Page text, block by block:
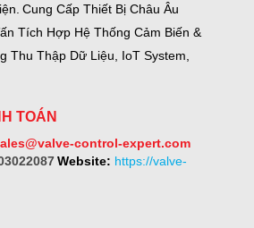
Cung Cấp Thiết Bị Châu Âu
Tích Hợp Hệ Thống Cảm Biến &
Thu Thập Dữ Liệu, IoT System,
TOÁN
control-expert.com
Website: https://valve-